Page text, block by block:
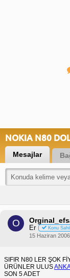
NOKIA N80
Mesajlar
O Er Konu
15 Haziran
SIFIR N80 LER ŞOK
ÜRÜNLER ULUS
SON 5 ADET